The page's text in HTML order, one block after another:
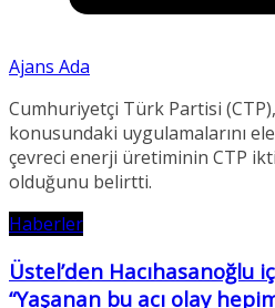
Ajans Ada
Cumhuriyetçi Türk Partisi
konusundaki uygulamalarını
çevreci enerji üretiminin CTP
olduğunu belirtti.
Haberler
Üstel’den Hacıhasanoğlu
“Yaşanan bu acı olay